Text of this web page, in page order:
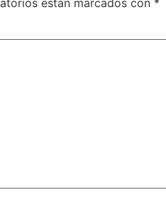
están marcados con *